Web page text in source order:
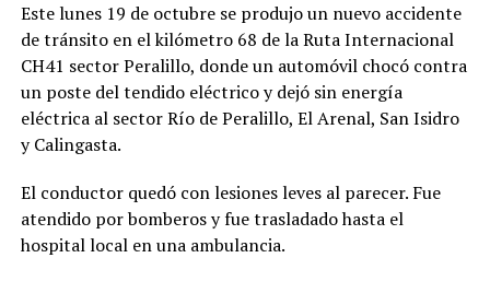
Este lunes 19 de octubre se produjo un nuevo accidente
de tránsito en el kilómetro 68 de la Ruta Internacional
CH41 sector Peralillo, donde un automóvil chocó contra
un poste del tendido eléctrico y dejó sin energía
eléctrica al sector Río de Peralillo, El Arenal, San Isidro
y Calingasta.
El conductor quedó con lesiones leves al parecer. Fue
atendido por bomberos y fue trasladado hasta el
hospital local en una ambulancia.